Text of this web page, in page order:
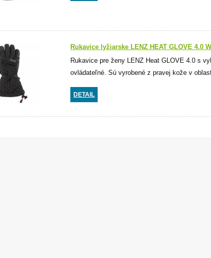
Rukavice lyžiarske LENZ HEAT GLOVE 4.0
Rukavice pre ženy LENZ Heat GLOVE 4.0 s
ovládateľné. Sú vyrobené z pravej kože v
DETAIL